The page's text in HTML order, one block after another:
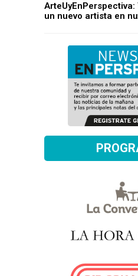
un nuevo artista en